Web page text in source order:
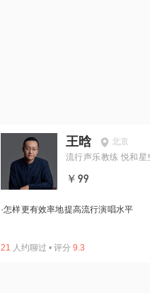
王晗
北京
流行声乐教练 悦和星
￥99
·怎样更有效率地提高流行演唱水平
21 人约聊过 • 评分 9.3